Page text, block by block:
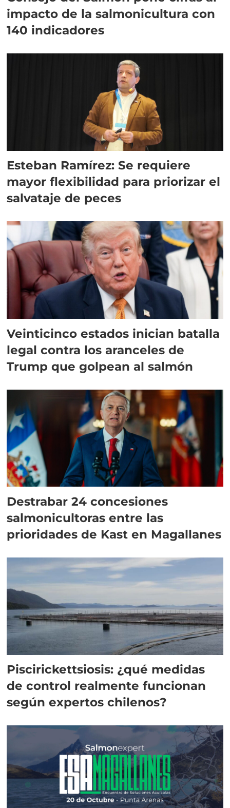
impacto de la salmonicultura con
140 indicadores
Esteban Ramírez: Se requiere
mayor flexibilidad para priorizar el
salvataje de peces
Veinticinco estados inician batalla
legal contra los aranceles de
Trump que golpean al salmón
Destrabar 24 concesiones
salmonicultoras entre las
prioridades de Kast en Magallanes
Piscirickettsiosis: ¿qué medidas
de control realmente funcionan
según expertos chilenos?